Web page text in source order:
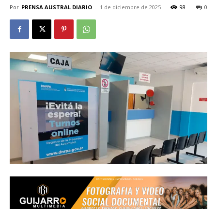
Por PRENSA AUSTRAL DIARIO - 1 de diciembre de 2025 0
98